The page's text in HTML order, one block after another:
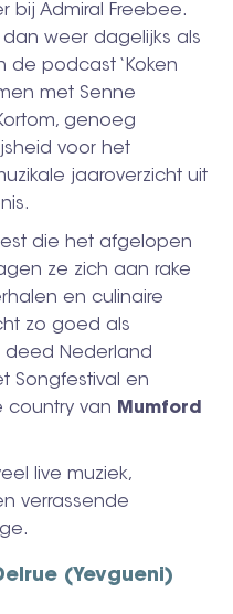
bij Admiral Freebee.
weer dagelijks als
de podcast ‘Koken
met Senne
genoeg
voor het
jaaroverzicht uit
die het afgelopen
ze zich aan rake
en culinaire
zo goed als
deed Nederland
Songfestival en
country van Mumford
live muziek,
verrassende
(Yevgueni)